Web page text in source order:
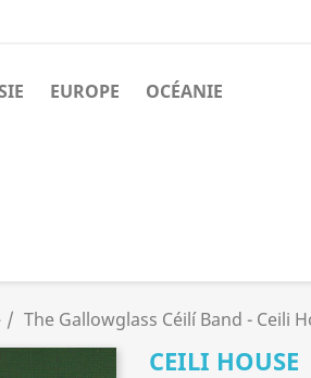
EUROPE OCÉANIE
The Gallowglass Céilí Band - Ceili
CEILI HOUSE